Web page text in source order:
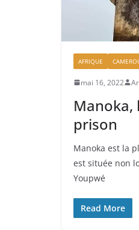
AFRIQUE
mai 16, 2022
Manoka,
prison
Manoka est la
est située non
Youpwé
Read More